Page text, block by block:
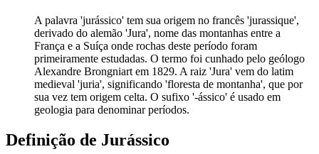
A palavra 'jurássico' tem sua origem no francês 'jurassique',
derivado do alemão 'Jura', nome das montanhas entre a
França e a Suíça onde rochas deste período foram
primeiramente estudadas. O termo foi cunhado pelo geólogo
Alexandre Brongniart em 1829. A raiz 'Jura' vem do latim
medieval 'juria', significando 'floresta de montanha', que por
sua vez tem origem celta. O sufixo '-ássico' é usado em
geologia para denominar períodos.
Definição de Jurássico